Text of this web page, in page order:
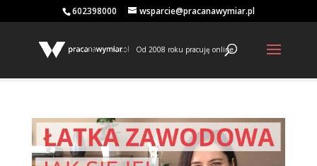
602398000 wsparcie@pracanawymiar.pl
Od 2008 roku pracuję online